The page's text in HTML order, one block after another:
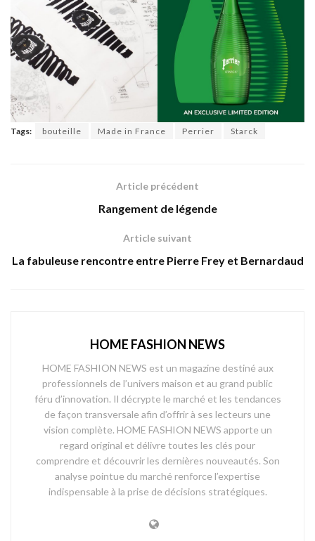
Tags: bouteille Made in France Perrier Starck
Article précédent
Rangement de légende
Article suivant
La fabuleuse rencontre entre Pierre Frey et Bernardaud
HOME FASHION NEWS
HOME FASHION NEWS est un magazine destiné aux
professionnels de l’univers maison et au grand public
féru d’innovation. Il décrypte le marché et les tendances
de façon transversale afin d’offrir à ses lecteurs une
vision complète. HOME FASHION NEWS apporte un
regard original et délivre toutes les clés pour
comprendre et découvrir les dernières nouveautés. Son
analyse pointue du marché renforce l’expertise
indispensable à la prise de décisions stratégiques.